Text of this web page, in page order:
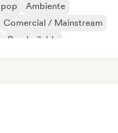
Ambiente
Comercial / Mainstream
Pop bailable